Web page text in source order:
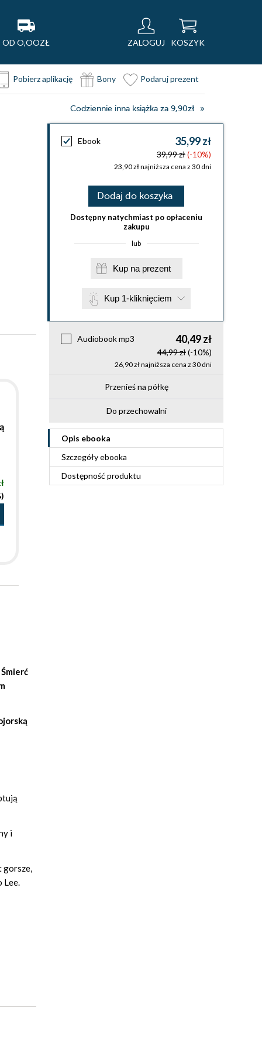
OD O,OOZŁ ZALOGUJ KOSZYK
Pobierz aplikację Bony Podaruj prezent
Codziennie inna książka za 9,90zł
Ebook 35,99 zł
39,99 zł(-10%)
23,90 zł najniższa cena z 30 dni
Dodaj do koszyka
Dostępny natychmiast po opłaceniu
zakupu
lub
Kup na prezent
Kup 1-kliknięciem
Audiobook mp3 40,49 zł
44,99 zł(-10%)
26,90 zł najniższa cena z 30 dni
Przenieś na półkę
Do przechowalni
Opis ebooka
Szczegółyebooka
Dostępność produktu
i
gorsze,
Lee.